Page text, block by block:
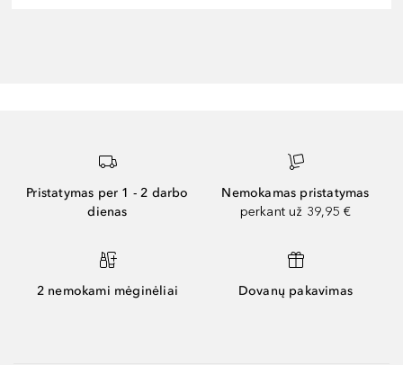
Pristatymas per 1 - 2 darbo
dienas
Nemokamas pristatymas
perkant už 39,95 €
2 nemokami mėginėliai Dovanų pakavimas